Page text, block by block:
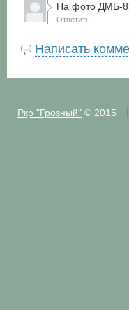
На фото ДМБ-
Ответить
Написать
Ркр "Грозный"© 2015